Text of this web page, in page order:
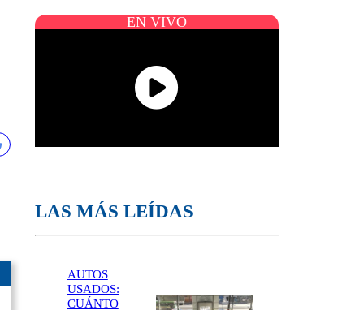
EN VIVO
LAS MÁS LEÍDAS
AUTOS
USADOS:
CUÁNTO